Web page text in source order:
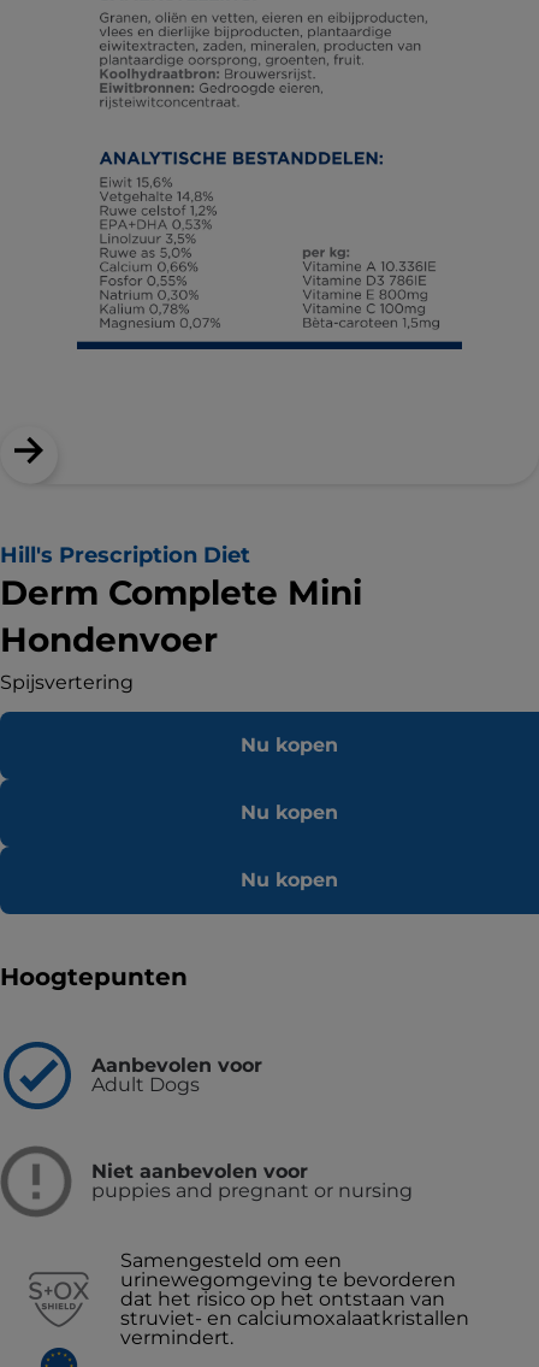
Hill's Prescription Diet
Derm Complete Mini
Hondenvoer
Spijsvertering
Nu kopen
Nu kopen
Nu kopen
Hoogtepunten
Aanbevolen voor
Adult Dogs
Niet aanbevolen voor
puppies and pregnant or nursing
Samengesteld om een
urinewegomgeving te bevorderen
dat het risico op het ontstaan van
struviet- en calciumoxalaatkristallen
vermindert.